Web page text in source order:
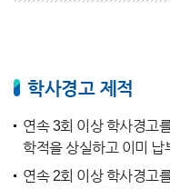
학사경고 제적
연속 3회 이상 학사경고
학적을 상실하고 이미
연속 2회 이상 학사경고